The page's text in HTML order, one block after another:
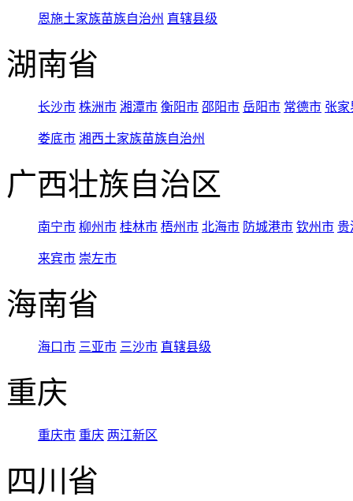
恩施土家族苗族自治州 直辖县级
湖南省
长沙市 株洲市 湘潭市 衡阳市 邵阳市 岳阳市 常德市 张家
娄底市 湘西土家族苗族自治州
广西壮族自治区
南宁市 柳州市 桂林市 梧州市 北海市 防城港市 钦州市 贵
来宾市 崇左市
海南省
海口市 三亚市 三沙市 直辖县级
重庆
重庆市 重庆 两江新区
四川省